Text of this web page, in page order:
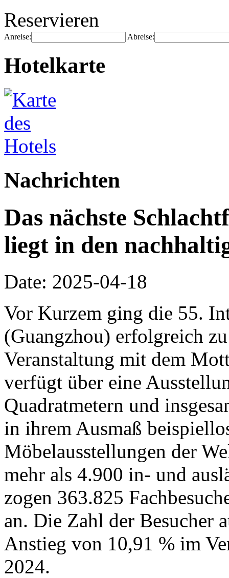
Reservieren
Anreise: Abreise:
Hotelkarte
Nachrichten
Das nächste
liegt in den
Date: 2025-04-18
Vor Kurzem ging die 55.
(Guangzhou) erfolgreich
Veranstaltung mit dem
verfügt über eine
Quadratmetern und
in ihrem Ausmaß
Möbelausstellungen der
mehr als 4.900 in- und
zogen 363.825
an. Die Zahl der Besucher
Anstieg von 10,91 % im
2024.